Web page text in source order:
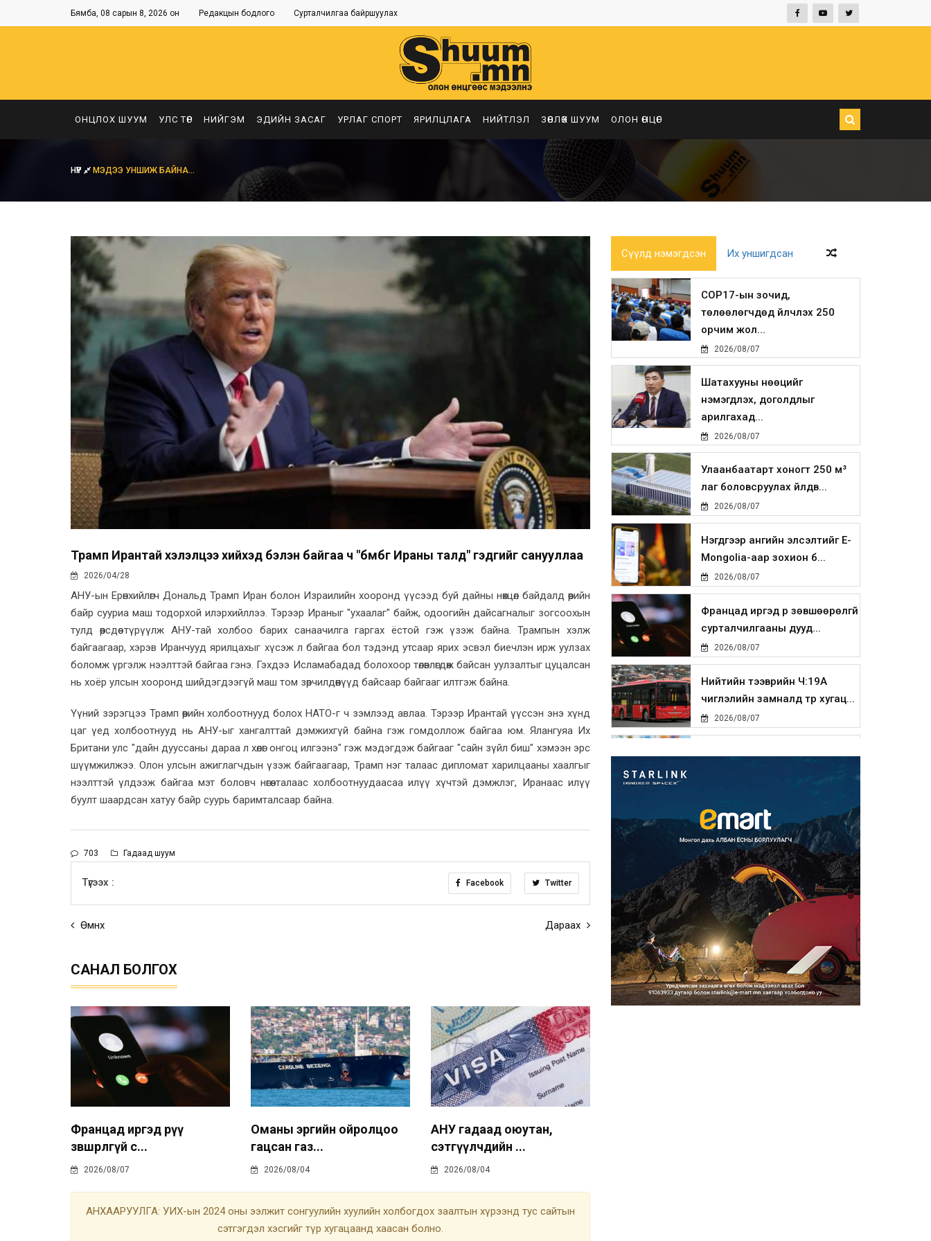
Бямба, 08 сарын 8, 2026 он Редакцын бодлого Сурталчилгаа байршуулах
ОНЦЛОХ ШУУМ УЛС ТӨР НИЙГЭМ ЭДИЙН ЗАСАГ УРЛАГ СПОРТ ЯРИЛЦЛАГА НИЙТЛЭЛ ЗӨВЛӨХ ШУУМ ОЛОН ӨНЦӨГ
НҮҮР МЭДЭЭ УНШИЖ БАЙНА...
Трамп Ирантай хэлэлцээ хийхэд бэлэн байгаа ч "бөмбөг Ираны талд" гэдгийг санууллаа
2026/04/28
АНУ-ын Ерөнхийлөгч Дональд Трамп Иран болон Израилийн хооронд үүсээд буй дайны нөхцөл байдалд өөрийн
байр сууриа маш тодорхой илэрхийллээ. Тэрээр Ираныг "ухаалаг" байж, одоогийн дайсагналыг зогсоохын
тулд өөрсдөө түрүүлж АНУ-тай холбоо барих санаачилга гаргах ёстой гэж үзэж байна. Трампын хэлж
байгаагаар, хэрэв Иранчууд ярилцахыг хүсэж л байгаа бол тэдэнд утсаар ярих эсвэл биечлэн ирж уулзах
боломж үргэлж нээлттэй байгаа гэнэ. Гэхдээ Исламабадад болохоор төлөвлөгдөж байсан уулзалтыг цуцалсан
нь хоёр улсын хооронд шийдэгдээгүй маш том зөрчилдөөнүүд байсаар байгааг илтгэж байна.
Үүний зэрэгцээ Трамп өөрийн холбоотнууд болох НАТО-г ч зэмлээд авлаа. Тэрээр Ирантай үүссэн энэ хүнд
цаг үед холбоотнууд нь АНУ-ыг хангалттай дэмжихгүй байна гэж гомдоллож байгаа юм. Ялангуяа Их
Британи улс "дайн дууссаны дараа л хөлөг онгоц илгээнэ" гэж мэдэгдэж байгааг "сайн зүйл биш" хэмээн эрс
шүүмжилжээ. Олон улсын ажиглагчдын үзэж байгаагаар, Трамп нэг талаас дипломат харилцааны хаалгыг
нээлттэй үлдээж байгаа мэт боловч нөгөө талаас холбоотнуудаасаа илүү хүчтэй дэмжлэг, Иранаас илүү
буулт шаардсан хатуу байр суурь баримталсаар байна.
703 Гадаад шуум
Түгээх : Facebook Twitter
Өмнөх Дараах
САНАЛ БОЛГОХ
Францад иргэд рүү
зөвшөөрөлгүй с...
2026/08/07
Оманы эргийн ойролцоо
гацсан газ...
2026/08/04
АНУ гадаад оюутан,
сэтгүүлчдийн ...
2026/08/04
АНХААРУУЛГА: УИХ-ын 2024 оны ээлжит сонгуулийн хуулийн холбогдох заалтын хүрээнд тус сайтын
сэтгэгдэл хэсгийг түр хугацаанд хаасан болно.
Сүүлд нэмэгдсэн Их уншигдсан
COP17-ын зочид,
төлөөлөгчдөд үйлчлэх 250
орчим жол...
2026/08/07
Шатахууны нөөцийг
нэмэгдүүлэх, доголдлыг
арилгахад...
2026/08/07
Улаанбаатарт хоногт 250 м³
лаг боловсруулах үйлдв...
2026/08/07
Нэгдүгээр ангийн элсэлтийг E-
Mongolia-аар зохион б...
2026/08/07
Францад иргэд рүү зөвшөөрөлгүй
сурталчилгааны дууд...
2026/08/07
Нийтийн тээврийн Ч:19А
чиглэлийн замналд түр хугац...
2026/08/07
2026/08/07
Улаанбаатарт өдөртөө 30 хэм
дулаан
2026/08/07
Улсын чанартай хатуу
хучилттай авто замын талаас
и...
2026/08/06
Засгийн газар энэ оныг
дуустал санхүүгийн хэмнэлти...